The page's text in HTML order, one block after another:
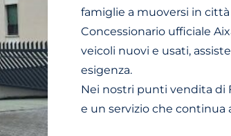
famiglie a muoversi in
Concessionario ufficiale
veicoli nuovi e usati,
esigenza.
Nei nostri punti vendita di
e un servizio che continua